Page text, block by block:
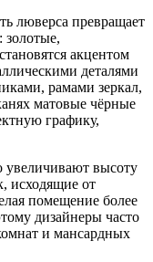
люверса превращает
акцентом
деталями
рамами зеркал,
матовые чёрные
графику,
увеличивают высоту
исходящие от
помещение более
дизайнеры часто
и мансардных